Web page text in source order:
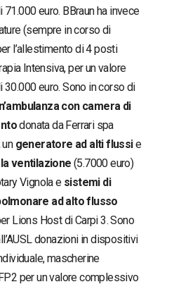
euro. BBraun ha invece
(sempre in corso di
l’allestimento di 4 posti
Intensiva, per un valore
euro. Sono in corso di
con camera di
donata da Ferrari spa
un generatore ad alti flussie
ventilazione (5.7000 euro)
Vignola e sistemi di
ad alto flusso
Lions Host di Carpi 3. Sono
donazioni in dispositivi
mascherine
per un valore complessivo